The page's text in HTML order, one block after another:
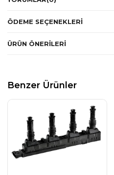
ÖDEME SEÇENEKLERI
ÜRÜN ÖNERILERI
Benzer Ürünler